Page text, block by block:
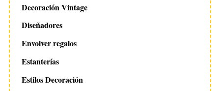
Decoración Vintage
Diseñadores
Envolver regalos
Estanterías
Estilos Decoración